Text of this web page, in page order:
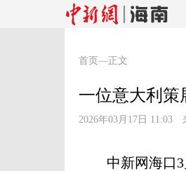
首页 —正文
一位意大利策
2026年03月17日 11:03
中新网海口3月